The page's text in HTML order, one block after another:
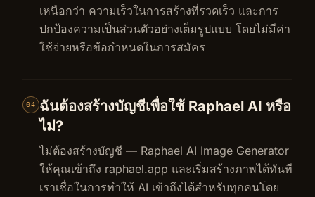
เหนือกว่า ความเร็วในการสร้างที่รวดเร็ว และการ
ปกป้องความเป็นส่วนตัวอย่างเต็มรูปแบบ โดยไม่มีค่า
ใช้จ่ายหรือข้อกำหนดในการสมัคร
04
ฉันต้องสร้างบัญชีเพื่อใช้ Raphael AI หรือ
ไม่?
ไม่ต้องสร้างบัญชี — Raphael AI Image Generator
ให้คุณเข้าถึง raphael.app และเริ่มสร้างภาพได้ทันที
เราเชื่อในการทำให้ AI เข้าถึงได้สำหรับทุกคนโดย